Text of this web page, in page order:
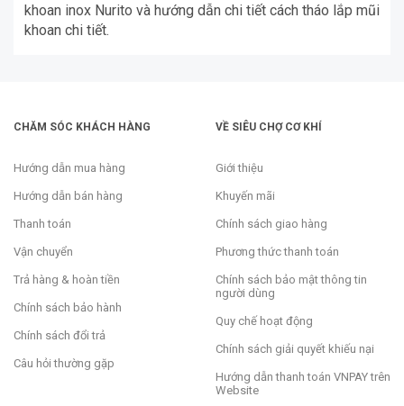
khoan inox Nurito và hướng dẫn chi tiết cách tháo lắp mũi
khoan chi tiết.
CHĂM SÓC KHÁCH HÀNG
Hướng dẫn mua hàng
Hướng dẫn bán hàng
Thanh toán
Vận chuyển
Trả hàng & hoàn tiền
Chính sách bảo hành
Chính sách đổi trả
Câu hỏi thường gặp
VỀ SIÊU CHỢ CƠ KHÍ
Giới thiệu
Khuyến mãi
Chính sách giao hàng
Phương thức thanh toán
Chính sách bảo mật thông tin
người dùng
Quy chế hoạt động
Chính sách giải quyết khiếu nại
Hướng dẫn thanh toán VNPAY trên
Website